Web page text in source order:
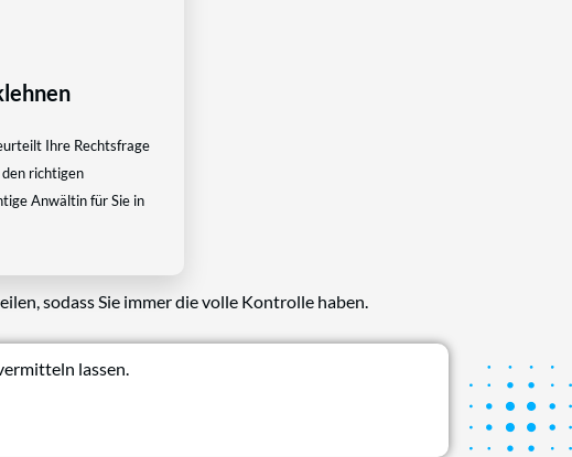
Ihre Rechtsfrage
richtigen
Anwältin für Sie in
sodass Sie immer die volle Kontrolle haben.
lassen.